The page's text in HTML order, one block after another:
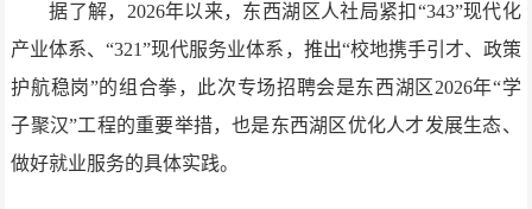
据了解，2026年以来，东西湖区人社局紧扣“343”现代化
产业体系、“321”现代服务业体系，推出“校地携手引才、政策
护航稳岗”的组合拳，此次专场招聘会是东西湖区2026年“学
子聚汉”工程的重要举措，也是东西湖区优化人才发展生态、
做好就业服务的具体实践。